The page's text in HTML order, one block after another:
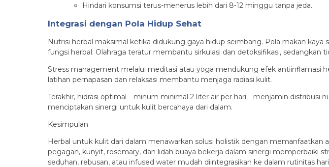
Hindari konsumsi terus-menerus lebih dari 8-12 minggu tanpa jeda.
Integrasi dengan Pola Hidup Sehat
Nutrisi herbal maksimal ketika didukung gaya hidup seimbang. Pola makan
fungsi herbal. Olahraga teratur membantu sirkulasi dan detoksifikasi, sedangkan
Stress management melalui meditasi atau yoga mendukung efek antiinflamasi
latihan pernapasan dan relaksasi membantu menjaga radiasi kulit.
Terakhir, hidrasi optimal—minum minimal 2 liter air per hari—menjamin distribusi
menciptakan sinergi untuk kulit bercahaya dari dalam.
Kesimpulan
Herbal untuk kulit dari dalam menawarkan solusi holistik dengan
pegagan, kunyit, rosemary, dan lidah buaya bekerja dalam sinergi memperbaiki
seduhan, rebusan, atau infused water mudah diintegrasikan ke dalam rutinitas